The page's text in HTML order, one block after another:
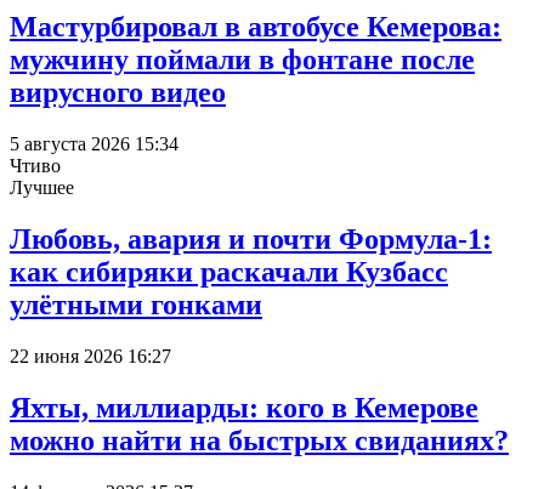
Мастурбировал в автобусе Кемерова:
мужчину поймали в фонтане после
вирусного видео
5 августа 2026 15:34
Чтиво
Лучшее
Любовь, авария и почти Формула-1:
как сибиряки раскачали Кузбасс
улётными гонками
22 июня 2026 16:27
Яхты, миллиарды: кого в Кемерове
можно найти на быстрых свиданиях?